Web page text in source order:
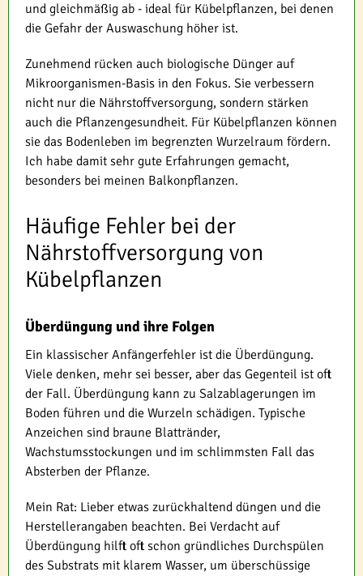
und gleichmäßig ab - ideal für Kübelpflanzen, bei denen
die Gefahr der Auswaschung höher ist.
Zunehmend rücken auch biologische Dünger auf
Mikroorganismen-Basis in den Fokus. Sie verbessern
nicht nur die Nährstoffversorgung, sondern stärken
auch die Pflanzengesundheit. Für Kübelpflanzen können
sie das Bodenleben im begrenzten Wurzelraum fördern.
Ich habe damit sehr gute Erfahrungen gemacht,
besonders bei meinen Balkonpflanzen.
Häufige Fehler bei der
Nährstoffversorgung von
Kübelpflanzen
Überdüngung und ihre Folgen
Ein klassischer Anfängerfehler ist die Überdüngung.
Viele denken, mehr sei besser, aber das Gegenteil ist oft
der Fall. Überdüngung kann zu Salzablagerungen im
Boden führen und die Wurzeln schädigen. Typische
Anzeichen sind braune Blattränder,
Wachstumsstockungen und im schlimmsten Fall das
Absterben der Pflanze.
Mein Rat: Lieber etwas zurückhaltend düngen und die
Herstellerangaben beachten. Bei Verdacht auf
Überdüngung hilft oft schon gründliches Durchspülen
des Substrats mit klarem Wasser, um überschüssige